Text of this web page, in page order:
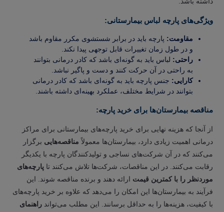
ویژگی‌های پارچه لباس بیمارستانی:
مقاومت: پارچه باید در برابر شستشوی مکرر مقاوم باشد
و در طول زمان تغییرات قابل توجهی پیدا نکند.
راحتی: لباس باید به گونه‌ای باشد که کادر درمانی بتوانند
به راحتی در آن حرکت کنند و دست و پاگیر نباشد.
کارایی: جنس پارچه باید به گونه‌ای باشد که کادر درمانی
بتوانند در شرایط مختلف، عملکرد بهینه‌ای داشته باشند.
مناقصه بیمارستان‌ها برای خرید پارچه:
از آنجا که هزینه نهایی برای خرید پارچه‌های بیمارستانی برای مراکز
درمانی اهمیت زیادی دارد، بیمارستان‌ها معمولاً مناقصه‌هایی برگزار
می‌کنند که در آن شرکت‌های نساجی و تولیدکنندگان پارچه با یکدیگر
رقابت می‌کنند. در این مناقصات، شرکت‌ها تلاش می‌کنند تا پارچه‌های
موردنظر را با کمترین قیمت ارائه دهند و برنده مناقصه شوند. این
فرآیند به بیمارستان‌ها این امکان را می‌دهد که علاوه بر خرید پارچه‌های
با کیفیت، هزینه‌ها را به حداقل برسانند. این مطلب می‌تواند راهنمای